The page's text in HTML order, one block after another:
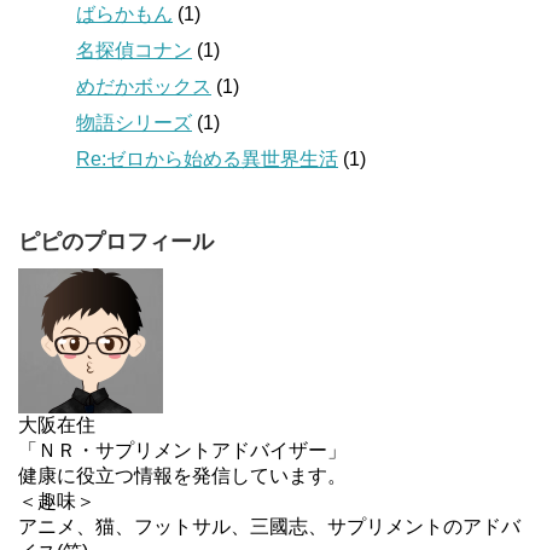
ばらかもん (1)
名探偵コナン (1)
めだかボックス (1)
物語シリーズ (1)
Re:ゼロから始める異世界生活 (1)
ピピのプロフィール
大阪在住
「ＮＲ・サプリメントアドバイザー」
健康に役立つ情報を発信しています。
＜趣味＞
アニメ、猫、フットサル、三國志、サプリメントのアドバ